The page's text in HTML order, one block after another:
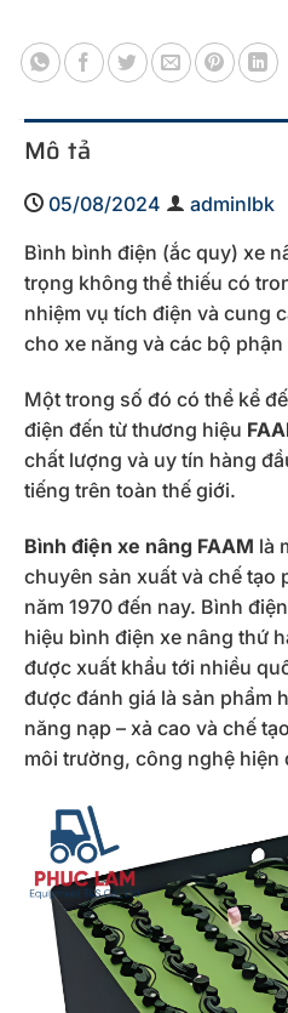
Mô tả
05/08/2024
adminlbk
Bình bình điện (ắc quy) xe
trọng không thể thiếu có
nhiệm vụ tích điện và cung
cho xe năng và các bộ
Một trong số đó có thể kể
điện đến từ thương hiệu
chất lượng và uy tín hàng
tiếng trên toàn thế giới.
Bình điện xe nâng FAAM là
chuyên sản xuất và chế tạo
năm 1970 đến nay. Bình
hiệu bình điện xe nâng thứ
được xuất khẩu tới nhiều
được đánh giá là sản phẩm
năng nạp – xả cao và chế
môi trường, công nghệ hiện